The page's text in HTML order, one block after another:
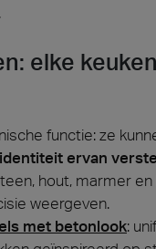
elke
functie: ze
ervan
hout, marmer
weergeven.
met betonlook: